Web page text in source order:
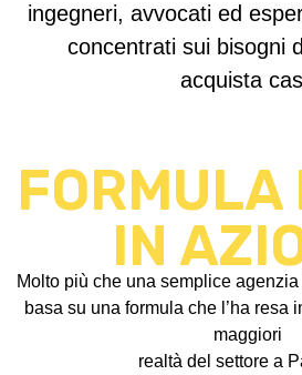
ingegneri, avvocati ed
concentrati sui bisogni
acquista
FORMULA
IN
Molto più che una semplice
basa su una formula che l’ha resa
maggiori
realtà del settore a